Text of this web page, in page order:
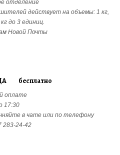
отделение
действует на объемы: 1 кг,
до 3 единиц.
Новой Почты
бесплатно
оплате
17:30
в чате или по телефону
283-24-42